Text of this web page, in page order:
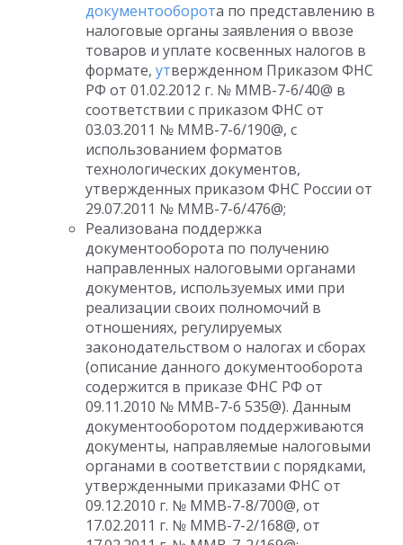
документооборота по представлению в
налоговые органы заявления о ввозе
товаров и уплате косвенных налогов в
формате, утвержденном Приказом ФНС
РФ от 01.02.2012 г. № ММВ-7-6/40@ в
соответствии с приказом ФНС от
03.03.2011 № ММВ-7-6/190@, с
использованием форматов
технологических документов,
утвержденных приказом ФНС России от
29.07.2011 № ММВ-7-6/476@;
Реализована поддержка
документооборота по получению
направленных налоговыми органами
документов, используемых ими при
реализации своих полномочий в
отношениях, регулируемых
законодательством о налогах и сборах
(описание данного документооборота
содержится в приказе ФНС РФ от
09.11.2010 № ММВ-7-6 535@). Данным
документооборотом поддерживаются
документы, направляемые налоговыми
органами в соответствии с порядками,
утвержденными приказами ФНС от
09.12.2010 г. № ММВ-7-8/700@, от
17.02.2011 г. № ММВ-7-2/168@, от